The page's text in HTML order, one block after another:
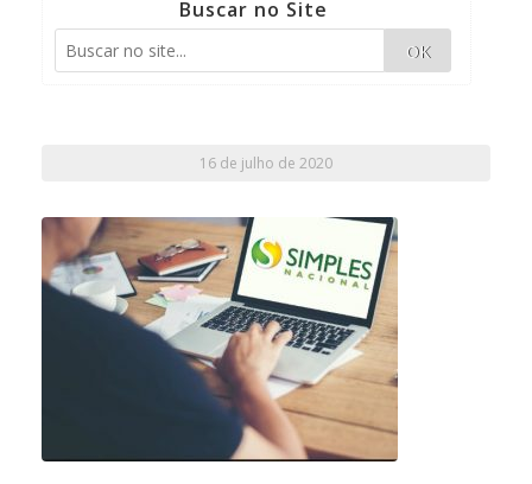
Buscar no Site
OK
16 de julho de 2020